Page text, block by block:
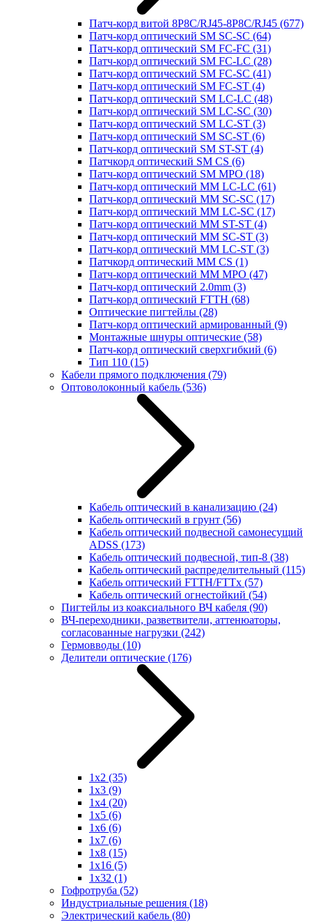
Патч-корд витой 8P8C/RJ45-8P8C/RJ45 (677)
Патч-корд оптический SM SC-SC (64)
Патч-корд оптический SM FC-FC (31)
Патч-корд оптический SM FC-LC (28)
Патч-корд оптический SM FC-SC (41)
Патч-корд оптический SM FC-ST (4)
Патч-корд оптический SM LC-LC (48)
Патч-корд оптический SM LC-SC (30)
Патч-корд оптический SM LC-ST (3)
Патч-корд оптический SM SC-ST (6)
Патч-корд оптический SM ST-ST (4)
Патчкорд оптический SM CS (6)
Патч-корд оптический SM MPO (18)
Патч-корд оптический MM LC-LC (61)
Патч-корд оптический MM SC-SC (17)
Патч-корд оптический MM LC-SC (17)
Патч-корд оптический MM ST-ST (4)
Патч-корд оптический MM SC-ST (3)
Патч-корд оптический MM LC-ST (3)
Патчкорд оптический MM CS (1)
Патч-корд оптический MM MPO (47)
Патч-корд оптический 2.0mm (3)
Патч-корд оптический FTTH (68)
Оптические пигтейлы (28)
Патч-корд оптический армированный (9)
Монтажные шнуры оптические (58)
Патч-корд оптический сверхгибкий (6)
Тип 110 (15)
Кабели прямого подключения (79)
Оптоволоконный кабель (536)
Кабель оптический в канализацию (24)
Кабель оптический в грунт (56)
Кабель оптический подвесной самонесущий
ADSS (173)
Кабель оптический подвесной, тип-8 (38)
Кабель оптический распределительный (115)
Кабель оптический FTTH/FTTx (57)
Кабель оптический огнестойкий (54)
Пигтейлы из коаксиального ВЧ кабеля (90)
ВЧ-переходники, разветвители, аттенюаторы,
согласованные нагрузки (242)
Гермовводы (10)
Делители оптические (176)
1x2 (35)
1x3 (9)
1x4 (20)
1x5 (6)
1x6 (6)
1x7 (6)
1x8 (15)
1x16 (5)
1x32 (1)
Гофротруба (52)
Индустриальные решения (18)
Электрический кабель (80)